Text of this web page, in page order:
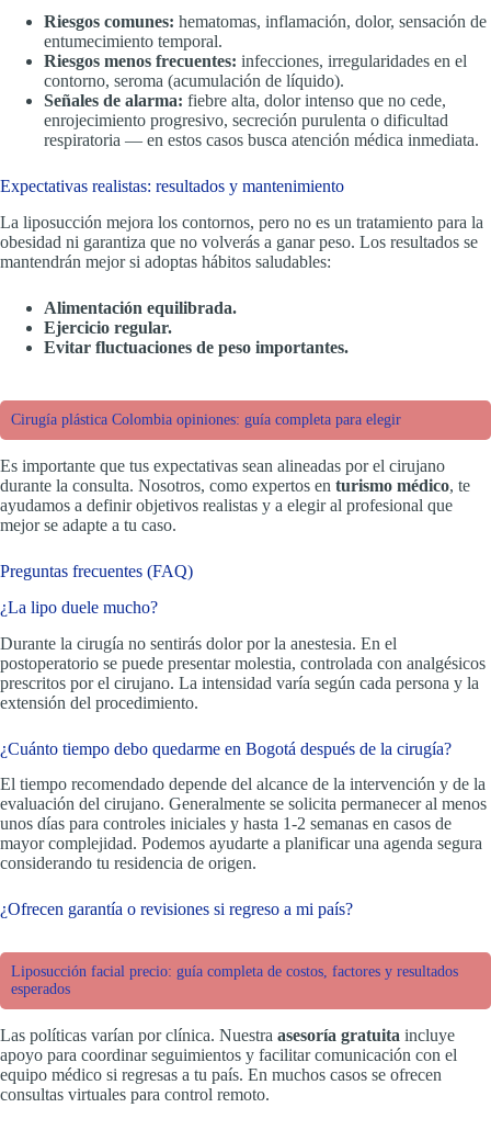
Riesgos comunes: hematomas, inflamación, dolor, sensación de
entumecimiento temporal.
Riesgos menos frecuentes: infecciones, irregularidades en el
contorno, seroma (acumulación de líquido).
Señales de alarma: fiebre alta, dolor intenso que no cede,
enrojecimiento progresivo, secreción purulenta o dificultad
respiratoria — en estos casos busca atención médica inmediata.
Expectativas realistas: resultados y mantenimiento
La liposucción mejora los contornos, pero no es un tratamiento para la
obesidad ni garantiza que no volverás a ganar peso. Los resultados se
mantendrán mejor si adoptas hábitos saludables:
Alimentación equilibrada.
Ejercicio regular.
Evitar fluctuaciones de peso importantes.
Cirugía plástica Colombia opiniones: guía completa para elegir
Es importante que tus expectativas sean alineadas por el cirujano
durante la consulta. Nosotros, como expertos en turismo médico, te
ayudamos a definir objetivos realistas y a elegir al profesional que
mejor se adapte a tu caso.
Preguntas frecuentes (FAQ)
¿La lipo duele mucho?
Durante la cirugía no sentirás dolor por la anestesia. En el
postoperatorio se puede presentar molestia, controlada con analgésicos
prescritos por el cirujano. La intensidad varía según cada persona y la
extensión del procedimiento.
¿Cuánto tiempo debo quedarme en Bogotá después de la cirugía?
El tiempo recomendado depende del alcance de la intervención y de la
evaluación del cirujano. Generalmente se solicita permanecer al menos
unos días para controles iniciales y hasta 1-2 semanas en casos de
mayor complejidad. Podemos ayudarte a planificar una agenda segura
considerando tu residencia de origen.
¿Ofrecen garantía o revisiones si regreso a mi país?
Liposucción facial precio: guía completa de costos, factores y resultados
esperados
Las políticas varían por clínica. Nuestra asesoría gratuita incluye
apoyo para coordinar seguimientos y facilitar comunicación con el
equipo médico si regresas a tu país. En muchos casos se ofrecen
consultas virtuales para control remoto.